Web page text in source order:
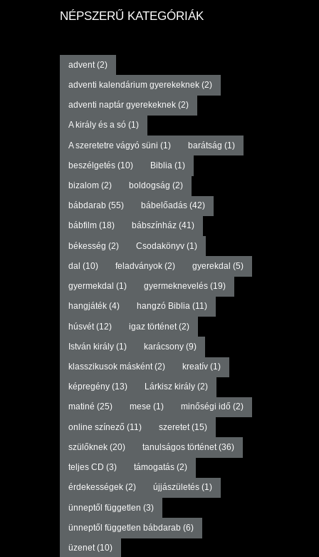
NÉPSZERŰ KATEGÓRIÁK
advent(2)
adventi kalendárium gyerekeknek(2)
adventi naptár gyerekeknek(2)
A király és a só (1)
A szeretetre vágyó süni (1) barátság (1)
beszélgetés(10) Biblia(1)
bizalom(2) boldogság (2)
bábdarab (55) bábelőadás(42)
bábfilm(18) bábszínház(41)
békesség (2) Csodakönyv(1)
dal (10) feladványok(2) gyerekdal (5)
gyermekdal (1) gyermeknevelés(19)
hangjáték(4) hangzó Biblia(11)
húsvét(12) igaz történet(2)
István király(1) karácsony(9)
klasszikusok másként(2) kreatív(1)
képregény(13) Lárkisz király(2)
matiné (25) mese (1) minőségi idő (2)
online színező (11) szeretet(15)
szülőknek(20) tanulságos történet(36)
teljes CD (3) támogatás(2)
érdekességek(2) újjászületés(1)
ünneptől független (3)
ünneptől független bábdarab (6)
üzenet(10)